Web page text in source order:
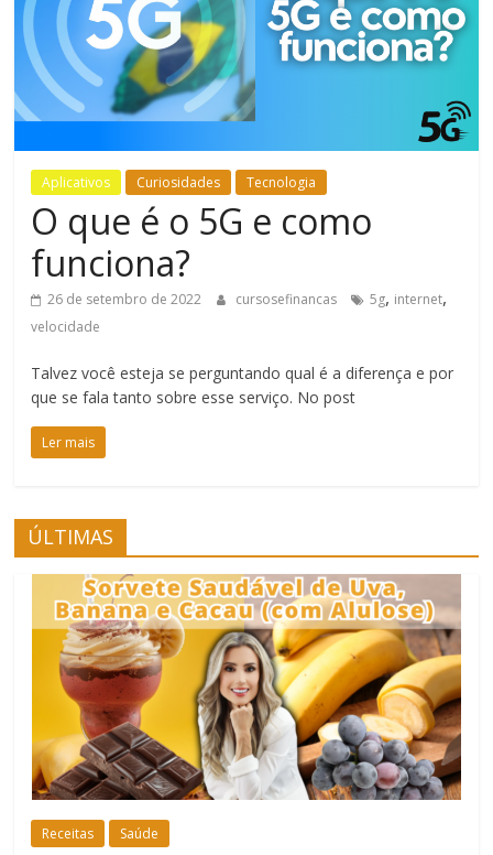
Estar
Aplicativos Curiosidades Tecnologia
O que é o 5G e como
funciona?
26 de setembro de 2022 cursosefinancas 5g, internet,
velocidade
Talvez você esteja se perguntando qual é a diferença e por
que se fala tanto sobre esse serviço. No post
Ler mais
ÚLTIMAS
Receitas Saúde